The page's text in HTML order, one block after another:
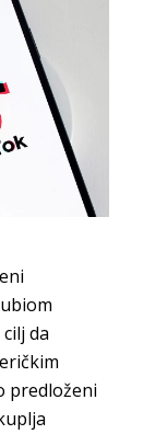
da
predloženi